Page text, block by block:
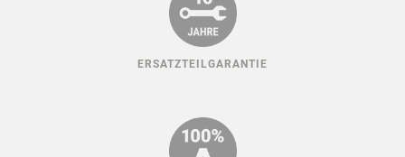
ERSATZTEILGARANTIE